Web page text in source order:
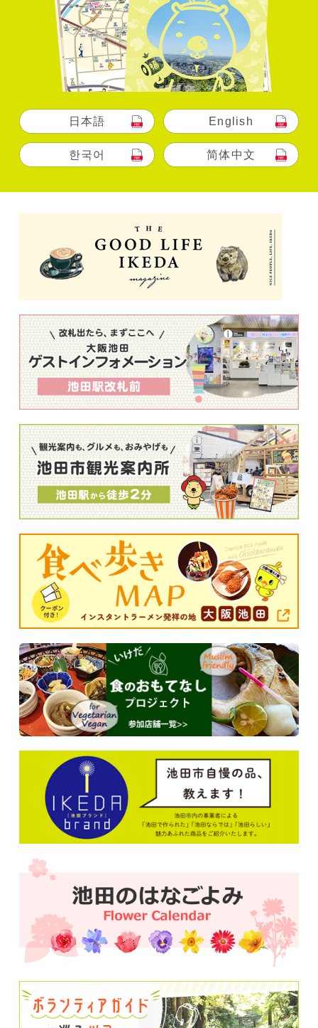
日本語 English
한국어 简体中文